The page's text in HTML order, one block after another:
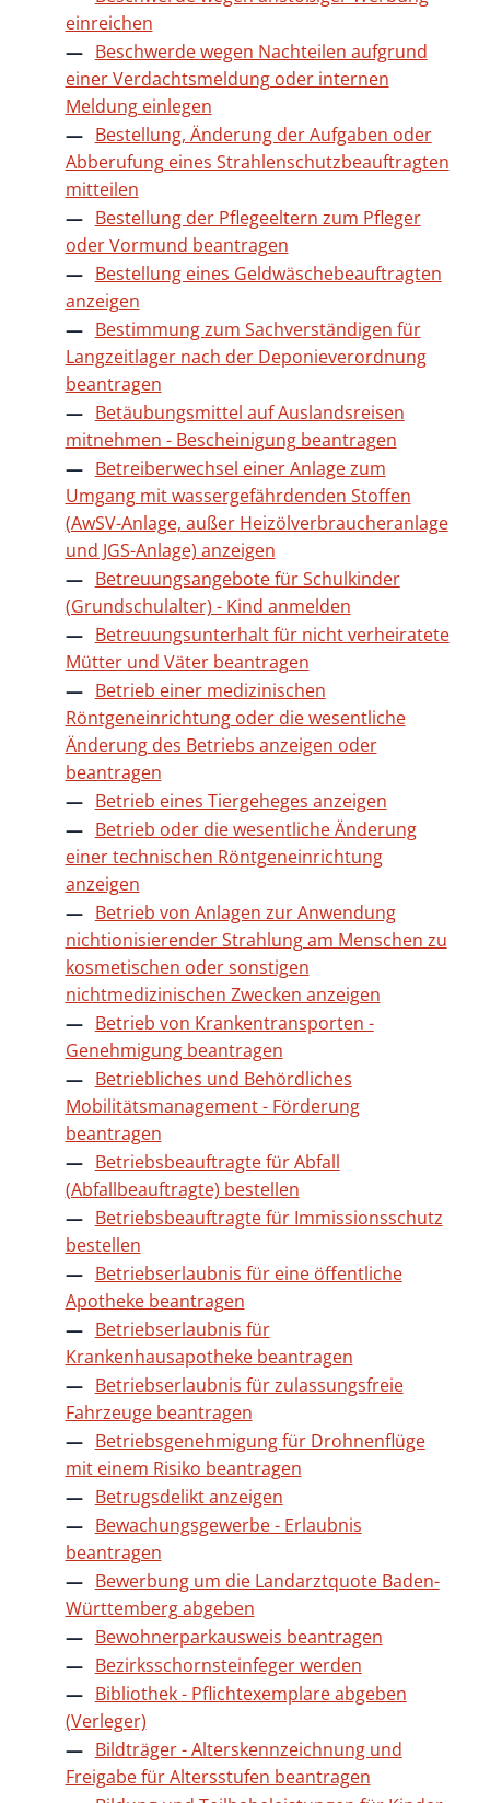
einreichen
Beschwerde wegen Nachteilen aufgrund
einer Verdachtsmeldung oder internen
Meldung einlegen
Bestellung, Änderung der Aufgaben oder
Abberufung eines Strahlenschutzbeauftragten
mitteilen
Bestellung der Pflegeeltern zum Pfleger
oder Vormund beantragen
Bestellung eines Geldwäschebeauftragten
anzeigen
Bestimmung zum Sachverständigen für
Langzeitlager nach der Deponieverordnung
beantragen
Betäubungsmittel auf Auslandsreisen
mitnehmen - Bescheinigung beantragen
Betreiberwechsel einer Anlage zum
Umgang mit wassergefährdenden Stoffen
(AwSV-Anlage, außer Heizölverbraucheranlage
und JGS-Anlage) anzeigen
Betreuungsangebote für Schulkinder
(Grundschulalter) - Kind anmelden
Betreuungsunterhalt für nicht verheiratete
Mütter und Väter beantragen
Betrieb einer medizinischen
Röntgeneinrichtung oder die wesentliche
Änderung des Betriebs anzeigen oder
beantragen
Betrieb eines Tiergeheges anzeigen
Betrieb oder die wesentliche Änderung
einer technischen Röntgeneinrichtung
anzeigen
Betrieb von Anlagen zur Anwendung
nichtionisierender Strahlung am Menschen zu
kosmetischen oder sonstigen
nichtmedizinischen Zwecken anzeigen
Betrieb von Krankentransporten -
Genehmigung beantragen
Betriebliches und Behördliches
Mobilitätsmanagement - Förderung
beantragen
Betriebsbeauftragte für Abfall
(Abfallbeauftragte) bestellen
Betriebsbeauftragte für Immissionsschutz
bestellen
Betriebserlaubnis für eine öffentliche
Apotheke beantragen
Betriebserlaubnis für
Krankenhausapotheke beantragen
Betriebserlaubnis für zulassungsfreie
Fahrzeuge beantragen
Betriebsgenehmigung für Drohnenflüge
mit einem Risiko beantragen
Betrugsdelikt anzeigen
Bewachungsgewerbe - Erlaubnis
beantragen
Bewerbung um die Landarztquote Baden-
Württemberg abgeben
Bewohnerparkausweis beantragen
Bezirksschornsteinfeger werden
Bibliothek - Pflichtexemplare abgeben
(Verleger)
Bildträger - Alterskennzeichnung und
Freigabe für Altersstufen beantragen